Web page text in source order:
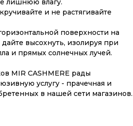
лишнюю влагу.
и не растягивайте
поверхности на
высохнуть, изолируя при
и прямых солнечных лучей.
MIR CASHMERE рады
услугу - прачечная и
в нашей сети магазинов.
КАРТА
подарка,
теплом